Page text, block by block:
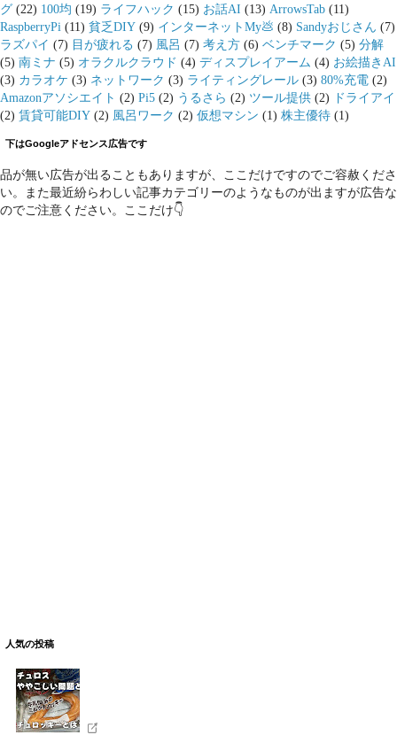
グ (22) 100均 (19) ライフハック (15) お話AI (13) ArrowsTab (11)
RaspberryPi (11) 貧乏DIY (9) インターネットMy💩 (8) Sandyおじさん (7)
ラズパイ (7) 目が疲れる (7) 風呂 (7) 考え方 (6) ベンチマーク (5) 分解
(5) 南ミナ (5) オラクルクラウド (4) ディスプレイアーム (4) お絵描きAI
(3) カラオケ (3) ネットワーク (3) ライティングレール (3) 80%充電 (2)
Amazonアソシエイト (2) Pi5 (2) うるさら (2) ツール提供 (2)
ドライアイ
(2) 賃貸可能DIY (2) 風呂ワーク (2) 仮想マシン (1) 株主優待 (1)
下はGoogleアドセンス広告です
品が無い広告が出ることもありますが、ここだけですのでご容赦くださ
い。また最近紛らわしい記事カテゴリーのようなものが出ますが広告な
のでご注意ください。ここだけ👇
人気の投稿